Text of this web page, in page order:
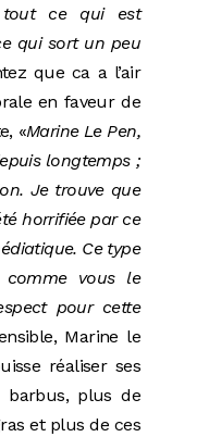
tout ce qui est
qui sort un peu
que ca a l’air
en faveur de
«Marine Le Pen,
longtemps ;
Je trouve que
horrifiée par ce
Ce type
vous le
pour cette
Marine le
réaliser ses
barbus, plus de
et plus de ces